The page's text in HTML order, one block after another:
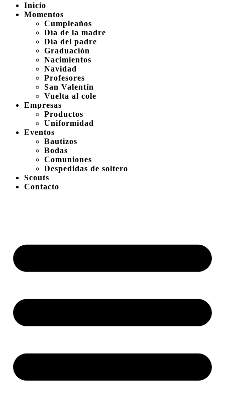
Inicio
Momentos
Cumpleaños
Día de la madre
Día del padre
Graduación
Nacimientos
Navidad
Profesores
San Valentín
Vuelta al cole
Empresas
Productos
Uniformidad
Eventos
Bautizos
Bodas
Comuniones
Despedidas de soltero
Scouts
Contacto